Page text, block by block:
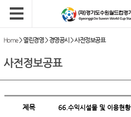
Home>열린경영>경영공시 >사전정보공표
사전정보공표
제목 66.수익시설물 및 이용현황